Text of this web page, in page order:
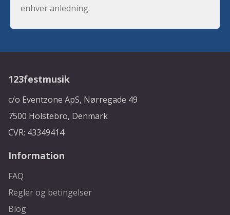
enhver anledning.
123festmusik
c/o Eventzone ApS, Nørregade 49
7500 Holstebro, Denmark
CVR: 43349414
Information
FAQ
Regler og betingelser
Blog